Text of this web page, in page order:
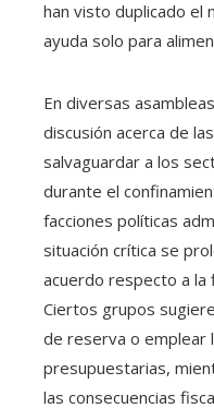
han visto duplicado el
ayuda solo para
En diversas
discusión acerca de
salvaguardar a los
durante el
facciones políticas
situación crítica se
acuerdo respecto a la
Ciertos grupos
de reserva o emplear
presupuestarias,
las consecuencias